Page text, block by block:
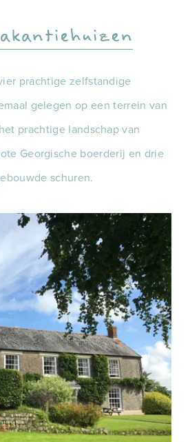
prachtige zelfstandige
gelegen op een terrein van
prachtige landschap van
Georgische boerderij en drie
schuren.